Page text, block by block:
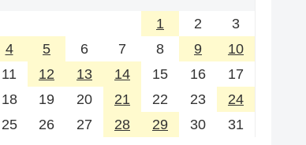
1 2
3
4
5 6 7 8 9
10
11
12 13 14 15 16
17
18
19 20 21 22 23
24
25
26 27 28 29 30 31